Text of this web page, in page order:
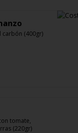
carbón (400gr)
tomate,
(220gr)